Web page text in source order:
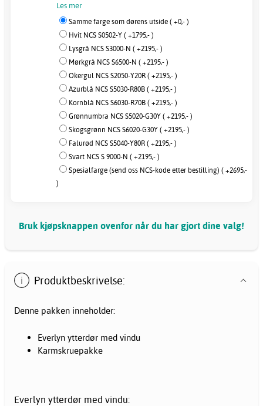
Les mer
Samme farge som dørens utside ( +0,- )
Hvit NCS S0502-Y ( +1795,- )
Lysgrå NCS S3000-N ( +2195,- )
Mørkgrå NCS S6500-N ( +2195,- )
Okergul NCS S2050-Y20R ( +2195,- )
Azurblå NCS S5030-R80B ( +2195,- )
Kornblå NCS S6030-R70B ( +2195,- )
Grønnumbra NCS S5020-G30Y ( +2195,- )
Skogsgrønn NCS S6020-G30Y ( +2195,- )
Falurød NCS S5040-Y80R ( +2195,- )
Svart NCS S 9000-N ( +2195,- )
Spesialfarge (send oss NCS-kode etter bestilling) ( +2695,-
)
Bruk kjøpsknappen ovenfor når du har gjort dine valg!
Produktbeskrivelse:
Denne pakken inneholder:
Everlyn ytterdør med vindu
Karmskruepakke
Everlyn ytterdør med vindu: